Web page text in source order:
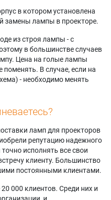
в котором установлена
замены лампы в проекторе.
из строя лампы - с
в большинстве случаев
Цена на голые лампы
В случае, если на
- необходимо менять
ламп для проекторов
репутацию надежного
исполнять все свои
клиенту. Большинство
постоянными клиентами.
000 клиентов. Среди них и